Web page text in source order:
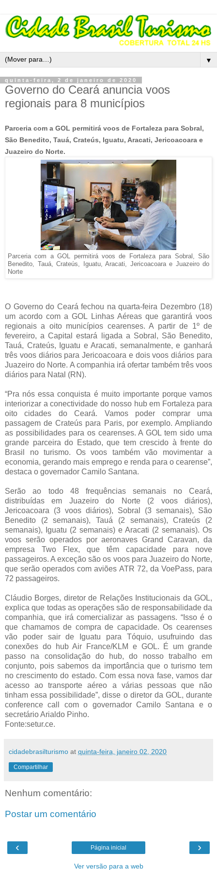
▼
quinta-feira, 2 de janeiro de 2020
Governo do Ceará anuncia voos
regionais para 8 municípios
Parceria com a GOL permitirá voos de Fortaleza para Sobral,
São Benedito, Tauá, Crateús, Iguatu, Aracati, Jericoacoara e
Juazeiro do Norte.
Parceria com a GOL permitirá voos de Fortaleza para Sobral, São
Benedito, Tauá, Crateús, Iguatu, Aracati, Jericoacoara e Juazeiro do
Norte
O Governo do Ceará fechou na quarta-feira Dezembro (18)
um acordo com a GOL Linhas Aéreas que garantirá voos
regionais a oito municípios cearenses. A partir de 1º de
fevereiro, a Capital estará ligada a Sobral, São Benedito,
Tauá, Crateús, Iguatu e Aracati, semanalmente, e ganhará
três voos diários para Jericoacoara e dois voos diários para
Juazeiro do Norte. A companhia irá ofertar também três voos
diários para Natal (RN).
“Pra nós essa conquista é muito importante porque vamos
interiorizar a conectividade do nosso hub em Fortaleza para
oito cidades do Ceará. Vamos poder comprar uma
passagem de Crateús para Paris, por exemplo. Ampliando
as possibilidades para os cearenses. A GOL tem sido uma
grande parceira do Estado, que tem crescido à frente do
Brasil no turismo. Os voos também vão movimentar a
economia, gerando mais emprego e renda para o cearense”,
destaca o governador Camilo Santana.
Serão ao todo 48 frequências semanais no Ceará,
distribuídas em Juazeiro do Norte (2 voos diários),
Jericoacoara (3 voos diários), Sobral (3 semanais), São
Benedito (2 semanais), Tauá (2 semanais), Crateús (2
semanais), Iguatu (2 semanais) e Aracati (2 semanais). Os
voos serão operados por aeronaves Grand Caravan, da
empresa Two Flex, que têm capacidade para nove
passageiros. A exceção são os voos para Juazeiro do Norte,
que serão operados com aviões ATR 72, da VoePass, para
72 passageiros.
Cláudio Borges, diretor de Relações Institucionais da GOL,
explica que todas as operações são de responsabilidade da
companhia, que irá comercializar as passagens. “Isso é o
que chamamos de compra de capacidade. Os cearenses
vão poder sair de Iguatu para Tóquio, usufruindo das
conexões do hub Air France/KLM e GOL. É um grande
passo na consolidação do hub, do nosso trabalho em
conjunto, pois sabemos da importância que o turismo tem
no crescimento do estado. Com essa nova fase, vamos dar
acesso ao transporte aéreo a várias pessoas que não
tinham essa possibilidade”, disse o diretor da GOL, durante
conference call com o governador Camilo Santana e o
secretário Arialdo Pinho.
Fonte:setur.ce.
cidadebrasilturismo at quinta-feira, janeiro 02, 2020
Compartilhar
Nenhum comentário:
Postar um comentário
‹ ›
Página inicial
Ver versão para a web